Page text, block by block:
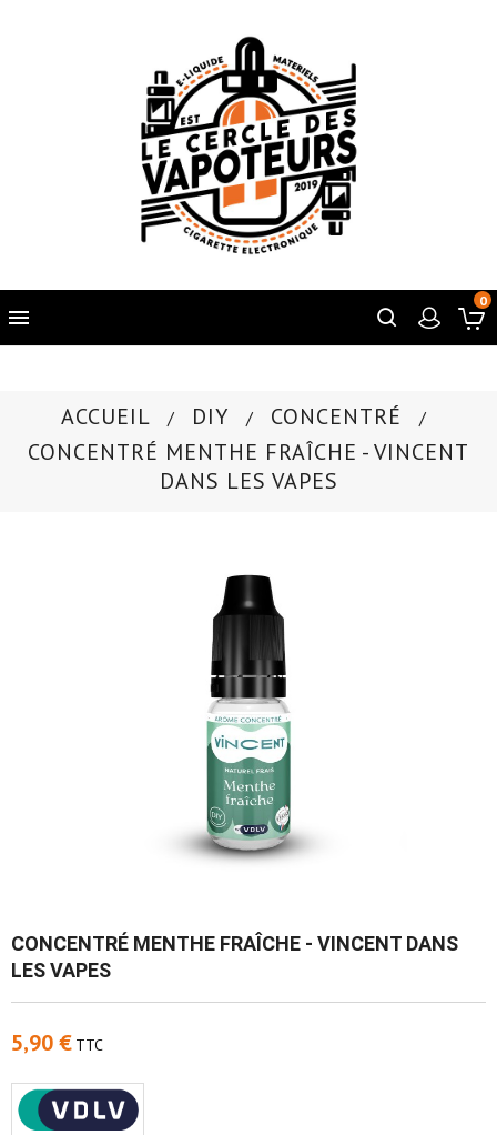

0
ACCUEIL DIY
CONCENTRÉ
CONCENTRÉ MENTHE FRAÎCHE - VINCENT
DANS LES VAPES
CONCENTRÉ MENTHE FRAÎCHE - VINCENT DANS
LES VAPES
5,90 € TTC